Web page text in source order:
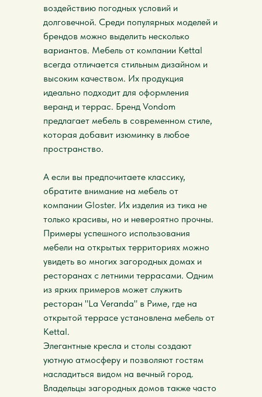
воздействию погодных условий и
долговечной. Среди популярных моделей и
брендов можно выделить несколько
вариантов. Мебель от компании Kettal
всегда отличается стильным дизайном и
высоким качеством. Их продукция
идеально подходит для оформления
веранд и террас. Бренд Vondom
предлагает мебель в современном стиле,
которая добавит изюминку в любое
пространство.
А если вы предпочитаете классику,
обратите внимание на мебель от
компании Gloster. Их изделия из тика не
только красивы, но и невероятно прочны.
Примеры успешного использования
мебели на открытых территориях можно
увидеть во многих загородных домах и
ресторанах с летними террасами. Одним
из ярких примеров может служить
ресторан "La Veranda" в Риме, где на
открытой террасе установлена мебель от
Kettal.
Элегантные кресла и столы создают
уютную атмосферу и позволяют гостям
насладиться видом на вечный город.
Владельцы загородных домов также часто